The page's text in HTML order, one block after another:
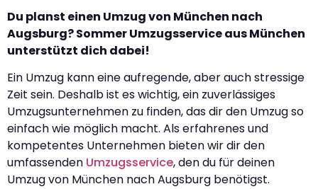
Du planst einen Umzug von München nach
Augsburg? Sommer Umzugsservice aus München
unterstützt dich dabei!
Ein Umzug kann eine aufregende, aber auch stressige
Zeit sein. Deshalb ist es wichtig, ein zuverlässiges
Umzugsunternehmen zu finden, das dir den Umzug so
einfach wie möglich macht. Als erfahrenes und
kompetentes Unternehmen bieten wir dir den
umfassenden Umzugsservice, den du für deinen
Umzug von München nach Augsburg benötigst.